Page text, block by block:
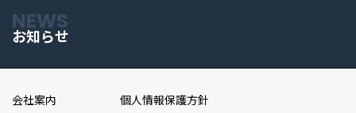
NEWS
お知らせ
会社案内 個人情報保護方針